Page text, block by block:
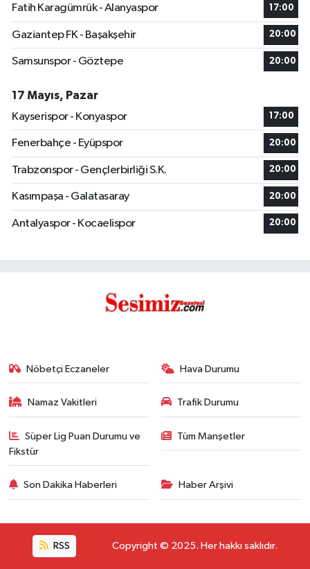
Fatih Karagümrük - Alanyaspor
17:00
Gaziantep FK - Başakşehir 20:00
Samsunspor - Göztepe 20:00
17 Mayıs, Pazar
Kayserispor - Konyaspor
17:00
Fenerbahçe - Eyüpspor 20:00
Trabzonspor - Gençlerbirliği S.K. 20:00
Kasımpaşa - Galatasaray 20:00
Antalyaspor - Kocaelispor 20:00
Nöbetçi Eczaneler Hava Durumu
Namaz Vakitleri Trafik Durumu
Süper Lig Puan Durumu ve
Fikstür
Tüm Manşetler
Son Dakika Haberleri Haber Arşivi
RSS Copyright © 2025. Her hakkı saklıdır.